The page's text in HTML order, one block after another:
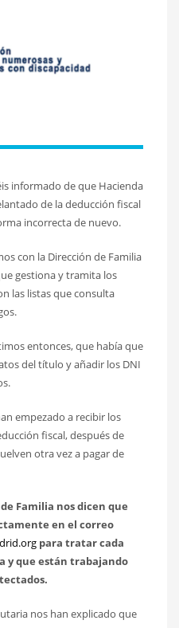
informado de que Hacienda
de la deducción fiscal
incorrecta de nuevo.
con la Dirección de Familia
gestiona y tramita los
las listas que consulta
entonces, que había que
del título y añadir los DNI
empezado a recibir los
fiscal, después de
otra vez a pagar de
Familia nos dicen que
en el correo
para tratar cada
y que están trabajando
nos han explicado que